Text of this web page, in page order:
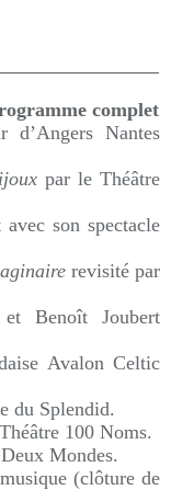
complet
Nantes
par le Théâtre
son spectacle
revisité par
Benoît Joubert
Avalon Celtic
du Splendid.
100 Noms.
Mondes.
(clôture de